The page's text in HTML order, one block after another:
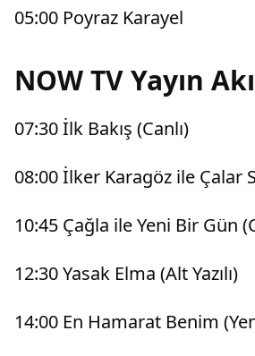
05:00 Poyraz Karayel
NOW TV Yayın
07:30 İlk Bakış (Canlı)
08:00 İlker Karagöz ile Çalar
10:45 Çağla ile Yeni Bir Gün
12:30 Yasak Elma (Alt Yazılı)
14:00 En Hamarat Benim